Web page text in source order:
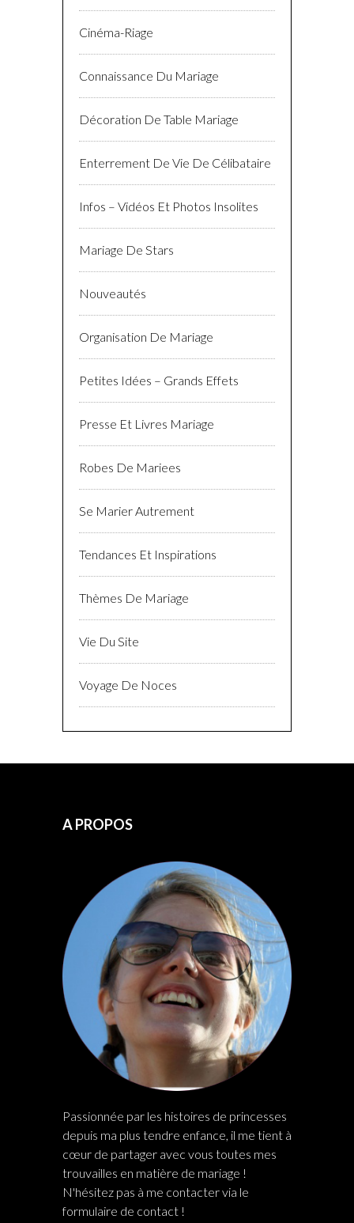
Cinéma-Riage
Connaissance Du Mariage
Décoration De Table Mariage
Enterrement De Vie De Célibataire
Infos – Vidéos Et Photos Insolites
Mariage De Stars
Nouveautés
Organisation De Mariage
Petites Idées – Grands Effets
Presse Et Livres Mariage
Robes De Mariees
Se Marier Autrement
Tendances Et Inspirations
Thèmes De Mariage
Vie Du Site
Voyage De Noces
A PROPOS
Passionnée par les histoires de princesses
depuis ma plus tendre enfance, il me tient à
cœur de partager avec vous toutes mes
trouvailles en matière de mariage !
N'hésitez pas à me contacter via le
formulaire de contact !